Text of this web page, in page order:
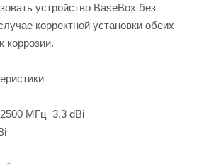
устройство BaseBox без
корректной установки обеих
коррозии.
МГц 3,3 dBi